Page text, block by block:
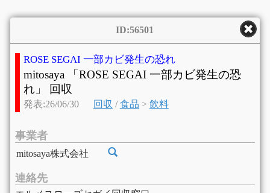
ID:56501
ROSE SEGAI 一部カビ発生の恐れ
mitosaya 「ROSE SEGAI 一部カビ発生の恐
れ」 回収
発表:26/06/30 回収 /食品 > 飲料
事業者
mitosaya株式会社
連絡先